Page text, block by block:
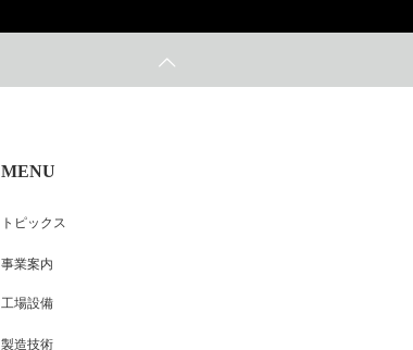
MENU
トピックス
事業案内
工場設備
製造技術